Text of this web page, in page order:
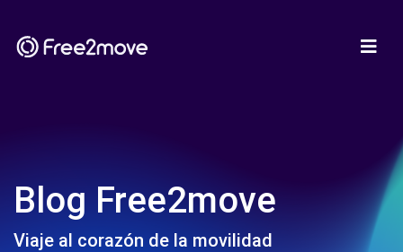
Blog Free2move
Viaje al corazón de la movilidad